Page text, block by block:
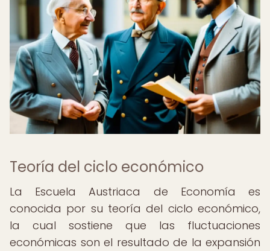
Teoría del ciclo económico
La Escuela Austriaca de Economía es
conocida por su teoría del ciclo económico,
la cual sostiene que las fluctuaciones
económicas son el resultado de la expansión